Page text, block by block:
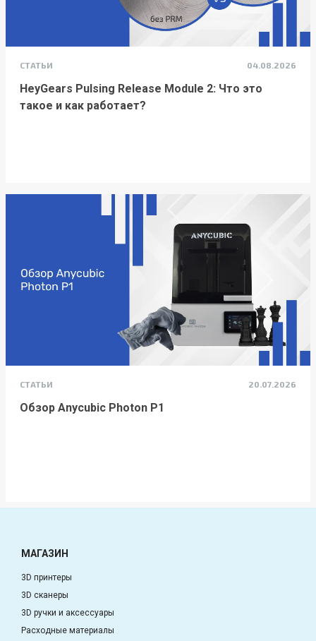
СТАТЬИ 04.08.2026
HeyGears Pulsing Release Module 2: Что это
такое и как работает?
СТАТЬИ 20.07.2026
Обзор Anycubic Photon P1
МАГАЗИН
3D принтеры
3D сканеры
3D ручки и аксессуары
Расходные материалы